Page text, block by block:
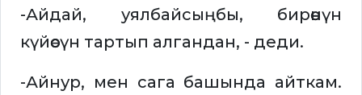
-Айдай, уялбайсыңбы, бирөөнүн
күйөөсүн тартып алгандан, - деди.
-Айнур, мен сага башында айткам.